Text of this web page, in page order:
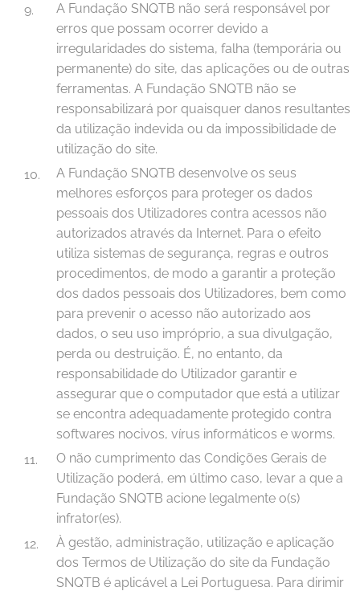
A Fundação SNQTB não será responsável por
erros que possam ocorrer devido a
irregularidades do sistema, falha (temporária ou
permanente) do site, das aplicações ou de outras
ferramentas. A Fundação SNQTB não se
responsabilizará por quaisquer danos resultantes
da utilização indevida ou da impossibilidade de
utilização do site.
A Fundação SNQTB desenvolve os seus
melhores esforços para proteger os dados
pessoais dos Utilizadores contra acessos não
autorizados através da Internet. Para o efeito
utiliza sistemas de segurança, regras e outros
procedimentos, de modo a garantir a proteção
dos dados pessoais dos Utilizadores, bem como
para prevenir o acesso não autorizado aos
dados, o seu uso impróprio, a sua divulgação,
perda ou destruição. É, no entanto, da
responsabilidade do Utilizador garantir e
assegurar que o computador que está a utilizar
se encontra adequadamente protegido contra
softwares nocivos, vírus informáticos e worms.
O não cumprimento das Condições Gerais de
Utilização poderá, em último caso, levar a que a
Fundação SNQTB acione legalmente o(s)
infrator(es).
À gestão, administração, utilização e aplicação
dos Termos de Utilização do site da Fundação
SNQTB é aplicável a Lei Portuguesa. Para dirimir